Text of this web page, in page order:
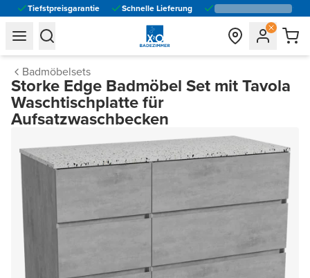
Tiefstpreisgarantie Schnelle Lieferung
general.navigation.toggle_menu.label
general.navigation.toggle_menu.label
Badmöbelsets
Storke Edge Badmöbel Set mit Tavola
Waschtischplatte für
Aufsatzwaschbecken